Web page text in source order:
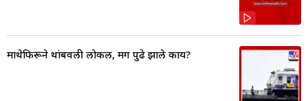
माथेफिरूने थांबवली लोकल, मग पुढे झाले काय?